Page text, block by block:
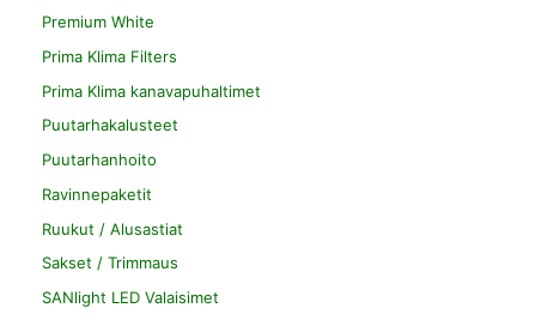
Premium White
Prima Klima Filters
Prima Klima kanavapuhaltimet
Puutarhakalusteet
Puutarhanhoito
Ravinnepaketit
Ruukut / Alusastiat
Sakset / Trimmaus
SANlight LED Valaisimet